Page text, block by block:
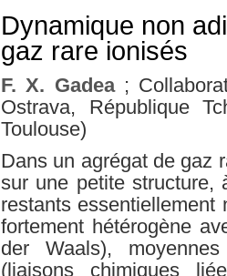
Dynamique non
gaz rare ionisés
F. X. Gadea;
Ostrava, République
Toulouse)
Dans un agrégat de gaz
sur une petite
restants
fortement hétérogène
der Waals),
(liaisons chimiques